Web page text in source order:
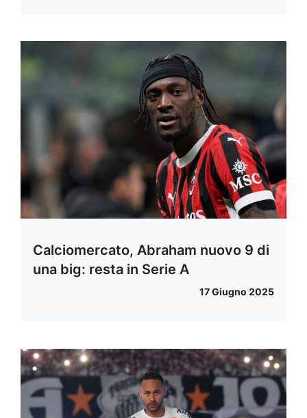
Calciomercato, Abraham nuovo 9 di
una big: resta in Serie A
17 Giugno 2025